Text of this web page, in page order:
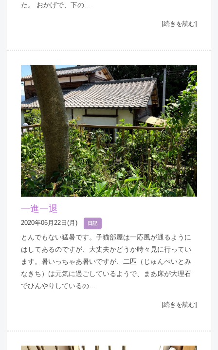
た。 おかげで、下の…
[続きを読む]
一進一退
2020年06月22日(月) 日記
とんでもない猛暑です。子猫部屋は一応風が通るように
はしてあるのですが、大丈夫かどうか時々見に行ってい
ます。暑いっちゃあ暑いですが、二匹（じゅんぺいとみ
なきち）は元気に過ごしているようで、まあ床が大理石
でひんやりしているの…
[続きを読む]